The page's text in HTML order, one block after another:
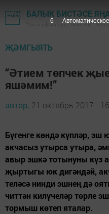
БАЛЫК БИСТӘСЕ
"Авыл офыклары" газетасы -
ҖӘМГЫЯТЬ
“Әтием төпчек
яшәмим!”
автор, 21 октябрь 2017 -
Бүгенге көндә күпләр,
акчасыз утырса утыра,
авыр эшкә тотынуны
җыртыгы юк дигәндәй,
теләсә нинди эшнең дә
читтән килүчеләр төрле
тормыш көтеп яталар.
5